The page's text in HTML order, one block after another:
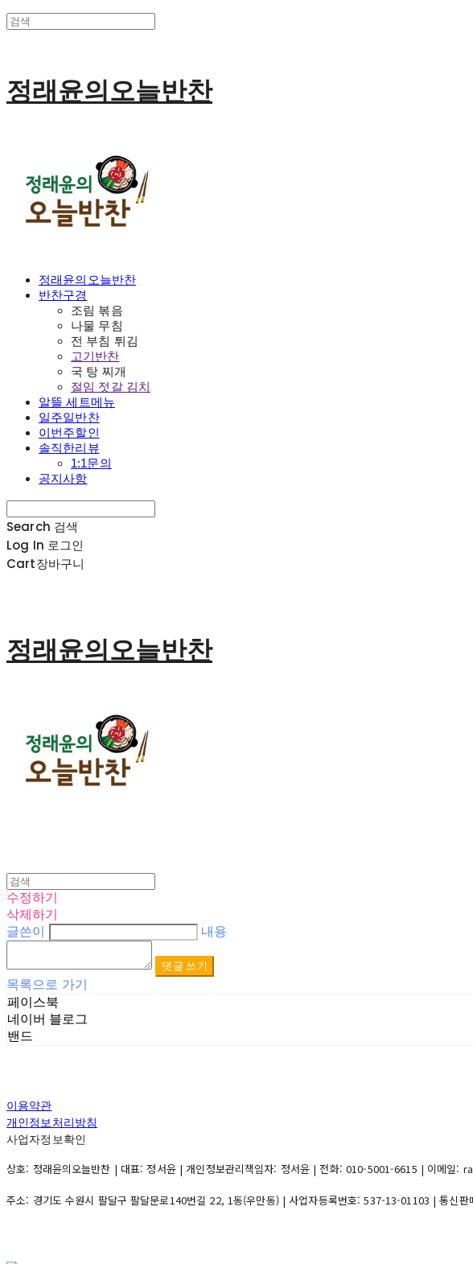
정래윤의오늘반찬
정래윤의오늘반찬
반찬구경
조림 볶음
나물 무침
전 부침 튀김
고기반찬
국 탕 찌개
절임 젓갈 김치
알뜰 세트메뉴
일주일반찬
이번주할인
솔직한리뷰
1:1문의
공지사항
Search 검색
Log In 로그인
Cart장바구니
정래윤의오늘반찬
수정하기
삭제하기
글쓴이
내용
댓글 쓰기
목록으로 가기
페이스북
네이버 블로그
밴드
이용약관
개인정보처리방침
사업자정보확인
상호: 정래윤의오늘반찬 | 대표: 정서윤 | 개인정보관리책임자: 정서윤 | 전화: 010-5001-6615 | 이메일:
주소: 경기도 수원시 팔달구 팔달문로140번길 22, 1동(우만동) | 사업자등록번호:537-13-01103 | 통신판